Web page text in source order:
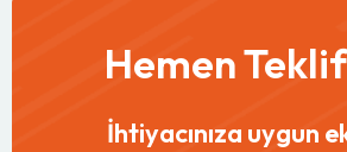
Hemen
İhtiyacınıza uygun